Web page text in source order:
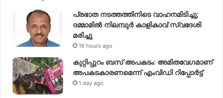
പ്രഭാത നടത്തത്തിനിടെ വാഹനമിടിച്ചു;
ദമ്മാമിൽ നിലമ്പുർ കാളികാവ് സ്വദേശി
മരിച്ചു
16 hours ago
കുറ്റിപ്പുറം ബസ് അപകടം: അമിതവേഗമാണ്
അപകടകാരണമെന്ന് എംവിഡി റിപ്പോർട്ട്
1 day ago